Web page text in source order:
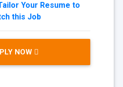
Your Resume to
this Job
NOW